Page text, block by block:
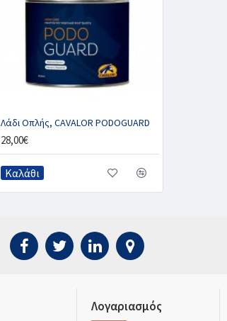
Λάδι Οπλής, CAVALOR PODOGUARD
28,00€
Καλάθι
Λογαριασμός